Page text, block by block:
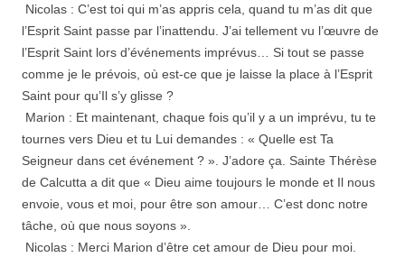
Nicolas : C’est toi qui m’as appris cela, quand tu m’as dit que
l’Esprit Saint passe par l’inattendu. J’ai tellement vu l’œuvre de
l’Esprit Saint lors d’événements imprévus… Si tout se passe
comme je le prévois, où est-ce que je laisse la place à l’Esprit
Saint pour qu’Il s’y glisse ?
Marion : Et maintenant, chaque fois qu’il y a un imprévu, tu te
tournes vers Dieu et tu Lui demandes : « Quelle est Ta
Seigneur dans cet événement ? ». J’adore ça. Sainte Thérèse
de Calcutta a dit que « Dieu aime toujours le monde et Il nous
envoie, vous et moi, pour être son amour… C’est donc notre
tâche, où que nous soyons ».
Nicolas : Merci Marion d’être cet amour de Dieu pour moi.